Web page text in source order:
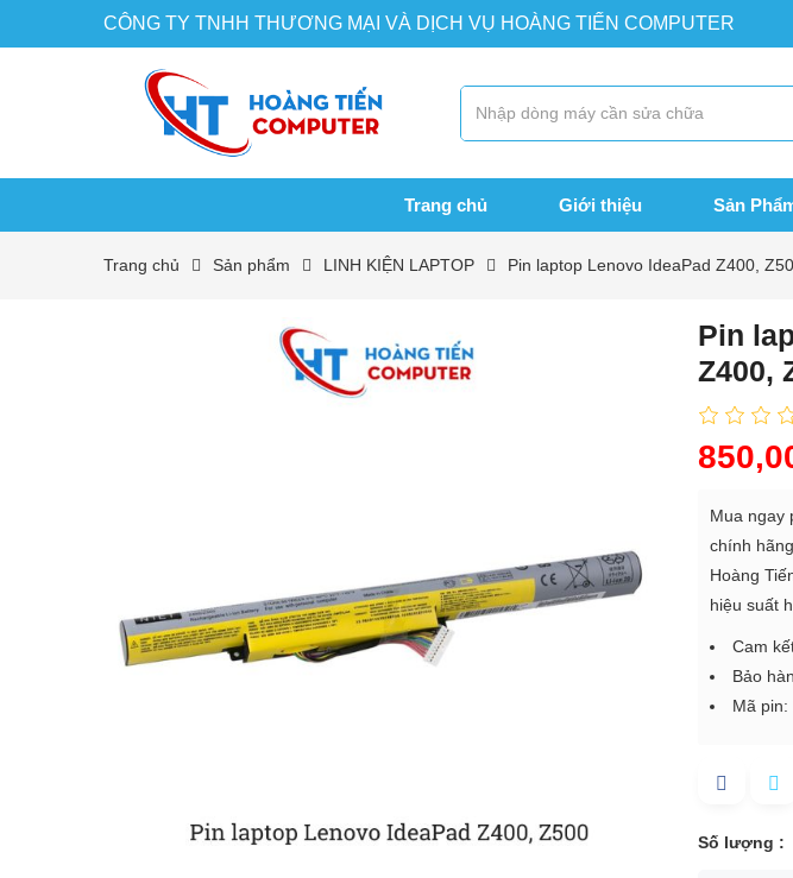
CÔNG TY TNHH THƯƠNG MẠI VÀ DỊCH VỤ HOÀNG TIẾN COMPUTER
Trang chủ Giới thiệu Sản
Trang chủ Sản phẩm LINH KIỆN LAPTOP Pin laptop Lenovo IdeaPad Z400,
Pin
Z400,
Mua ngay
chính
Hoàng
hiệu suất
Cam
Bảo
Mã pin:
Số lượng :